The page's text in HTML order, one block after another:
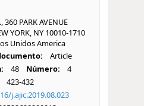
PARK AVENUE
YORK, NY 10010-1710
Unidos America
Article
48 Número:
4
423-432
j.ajic.2019.08.023